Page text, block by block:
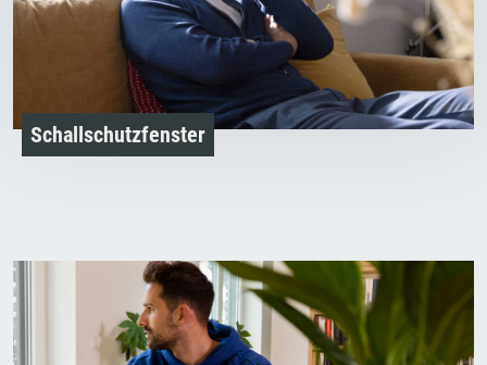
Schallschutzfenster